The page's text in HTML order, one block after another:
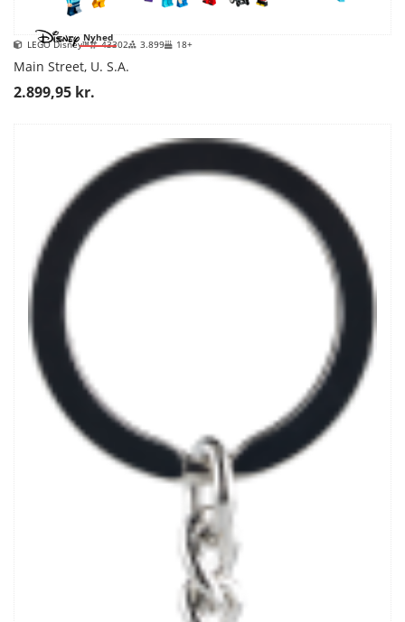
Nyhed
LEGO Disney™ 43302 3.899 18+
Main Street, U. S.A.
2.899,95 kr.